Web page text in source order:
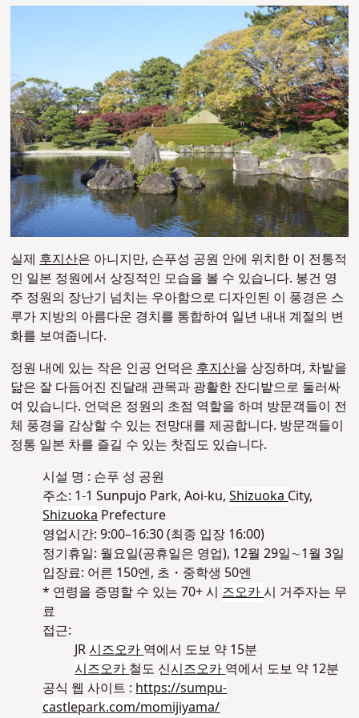
실제후지산은 아니지만, 슨푸성 공원 안에 위치한 이 전통적
인 일본 정원에서 상징적인 모습을 볼 수 있습니다. 봉건 영
주 정원의 장난기 넘치는 우아함으로 디자인된 이 풍경은 스
루가 지방의 아름다운 경치를 통합하여 일년 내내 계절의 변
화를 보여줍니다.
정원 내에 있는 작은 인공 언덕은후지산을 상징하며, 차밭을
닮은 잘 다듬어진 진달래 관목과 광활한 잔디밭으로 둘러싸
여 있습니다. 언덕은 정원의 초점 역할을 하며 방문객들이 전
체 풍경을 감상할 수 있는 전망대를 제공합니다. 방문객들이
정통 일본 차를 즐길 수 있는 찻집도 있습니다.
시설 명 : 슨푸 성 공원
주소: 1-1 Sunpujo Park, Aoi-ku,ShizuokaCity,
ShizuokaPrefecture
영업시간: 9:00–16:30 (최종 입장 16:00)
정기휴일: 월요일(공휴일은 영업), 12월 29일∼1월 3일
입장료: 어른 150엔, 초・중학생 50엔
* 연령을 증명할 수 있는 70+ 시즈오카시 거주자는 무
료
접근:
JR시즈오카역에서 도보 약 15분
시즈오카철도 신시즈오카역에서 도보 약 12분
공식 웹 사이트 :https://sumpu-
castlepark.com/momijiyama/